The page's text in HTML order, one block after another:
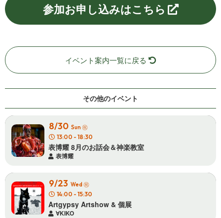
参加お申し込みはこちら
イベント案内一覧に戻る
その他の イ ベ ン ト
8/30 Sun㊗
13:00 - 18:30
表博耀 8月のお話会＆ 神 楽 教 室
表博耀
9/23 Wed㊗
14:00 - 15:30
Artgypsy Artshow & 個 展
∀KIKO